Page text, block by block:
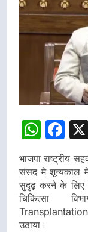
भाजपा राष्ट्रीय
संसद मे शून्यकाल मे
सुदृढ़ करने के लिए
चिकित्सा
Transplantation
उठाया।